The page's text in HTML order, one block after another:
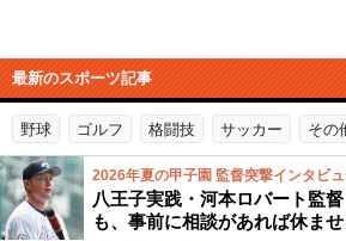
最新のスポーツ記事
野球 ゴルフ 格闘技 サッカー その
2026年夏の甲子園 監督突撃インタビ
八王子実践・河本ロバート監
も、事前に相談があれば休ませ